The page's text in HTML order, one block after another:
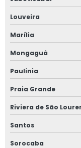
Laudo de vizinhança
Laudo de vizinhança
Laudo impacto de
Laudo pericial
Laudo técnico de
Louveira
Marília
Mongaguá
Paulínia
Praia Grande
Riviera de São
Santos
Sorocaba